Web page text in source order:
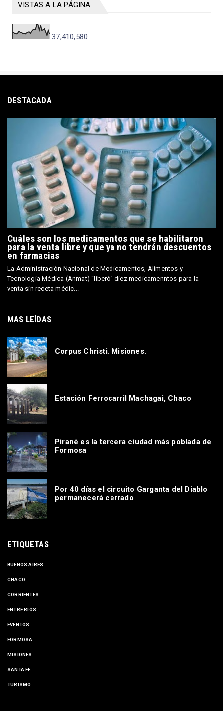
VISTAS A LA PÁGINA
37,410,580
DESTACADA
Cuáles son los medicamentos que se habilitaron
para la venta libre y que ya no tendrán descuentos
en farmacias
La Administración Nacional de Medicamentos, Alimentos y
Tecnología Médica (Anmat) “liberó” diez medicamenntos para la
venta sin receta médic...
MAS LEÍDAS
Corpus Christi. Misiones.
Estación Ferrocarril Machagai, Chaco
Pirané es la tercera ciudad más poblada de
Formosa
Por 40 días el circuito Garganta del Diablo
permanecerá cerrado
ETIQUETAS
BUENOS AIRES
CHACO
CORRIENTES
ENTRE RIOS
EVENTOS
FORMOSA
MISIONES
SANTA FE
TURISMO